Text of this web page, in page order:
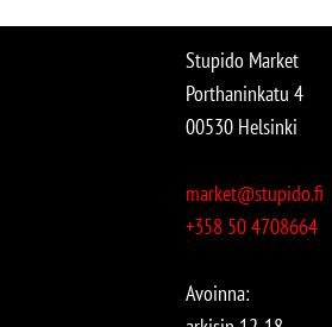
Stupido Market
Porthaninkatu 4
00530 Helsinki
market@stupido.fi
+358 50 4708664
Avoinna: